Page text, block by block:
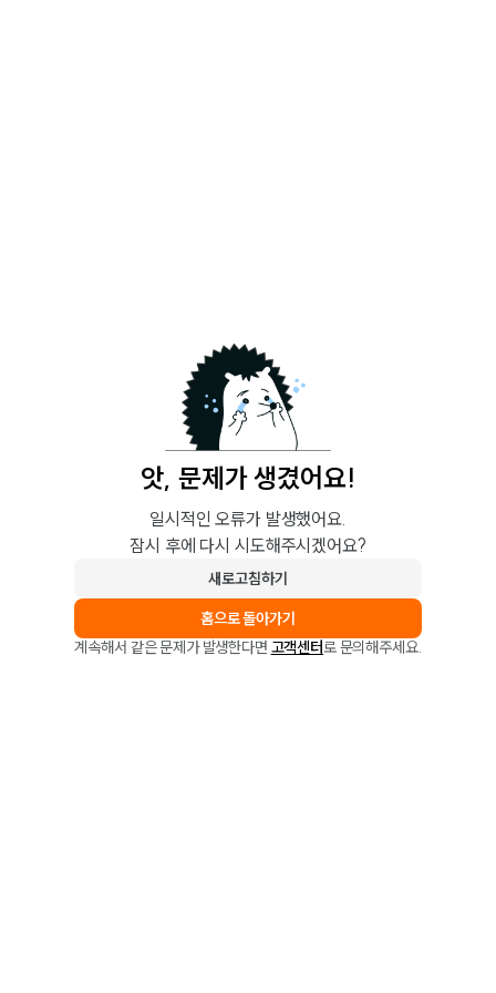
앗, 문제가 생겼어요!
일시적인 오류가 발생했어요.
잠시 후에 다시 시도해주시겠어요?
새로고침하기
홈으로 돌아가기
계속해서 같은 문제가 발생한다면 고객센터로 문의해주세요.